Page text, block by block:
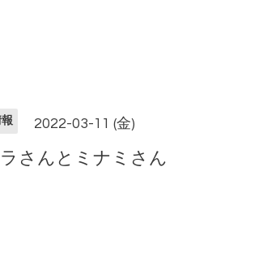
2022-03-11 (金)
さんとミナミさん